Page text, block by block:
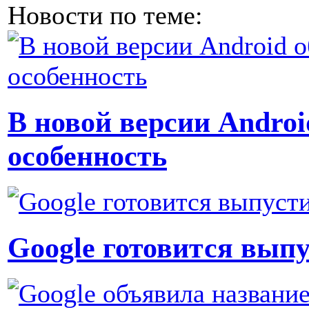
Новости по теме:
В новой версии
особенность
Google готовится